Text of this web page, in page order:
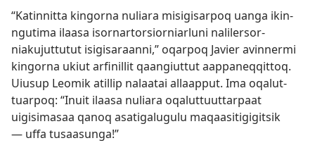
“Katin­nit­ta kingor­na nuliara misigisar­poq uanga ikin­
ngutima ilaasa isor­nar­torsior­niarluni nalilersor­
niakujut­tutut isigisaraan­ni,” oqar­poq Javier avin­nermi
kingor­na ukiut arfinil­lit qaangiut­tut aap­paneq­qit­toq.
Uiusup Leomik atil­lip nalaatai al­laap­put. Ima oqalut­
tuar­poq: “Inuit ilaasa nuliara oqalut­tuut­tar­paat
uigisimasaa qanoq asatigalugulu maqaasitigigitsik
— uf­fa tusaasunga!”